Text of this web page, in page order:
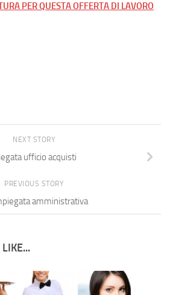
PER QUESTA OFFERTA DI LAVORO
NEXT STORY
ufficio acquisti
PREVIOUS STORY
amministrativa